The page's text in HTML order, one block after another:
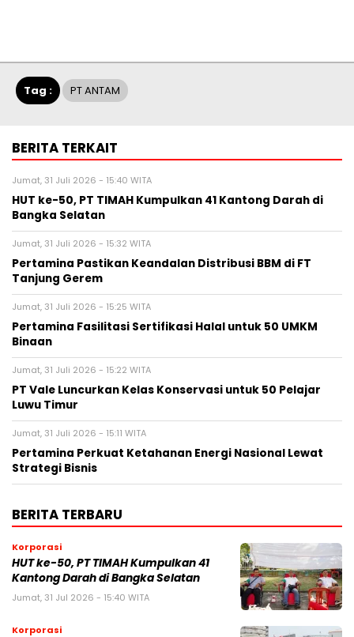
Tag : PT ANTAM
BERITA TERKAIT
Jumat, 31 Juli 2026 - 15:40 WITA
HUT ke-50, PT TIMAH Kumpulkan 41 Kantong Darah di
Bangka Selatan
Jumat, 31 Juli 2026 - 15:32 WITA
Pertamina Pastikan Keandalan Distribusi BBM di FT
Tanjung Gerem
Jumat, 31 Juli 2026 - 15:25 WITA
Pertamina Fasilitasi Sertifikasi Halal untuk 50 UMKM
Binaan
Jumat, 31 Juli 2026 - 15:22 WITA
PT Vale Luncurkan Kelas Konservasi untuk 50 Pelajar
Luwu Timur
Jumat, 31 Juli 2026 - 15:11 WITA
Pertamina Perkuat Ketahanan Energi Nasional Lewat
Strategi Bisnis
BERITA TERBARU
Korporasi
HUT ke-50, PT TIMAH Kumpulkan 41
Kantong Darah di Bangka Selatan
Jumat, 31 Jul 2026 - 15:40 WITA
Korporasi